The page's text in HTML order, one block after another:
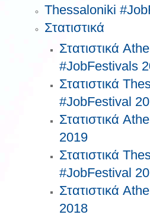
Thessaloniki
Στατιστικά
Στατιστικά
#JobFestivals
Στατιστικά
#JobFestival
Στατιστικά
2019
Στατιστικά
#JobFestival
Στατιστικά
2018